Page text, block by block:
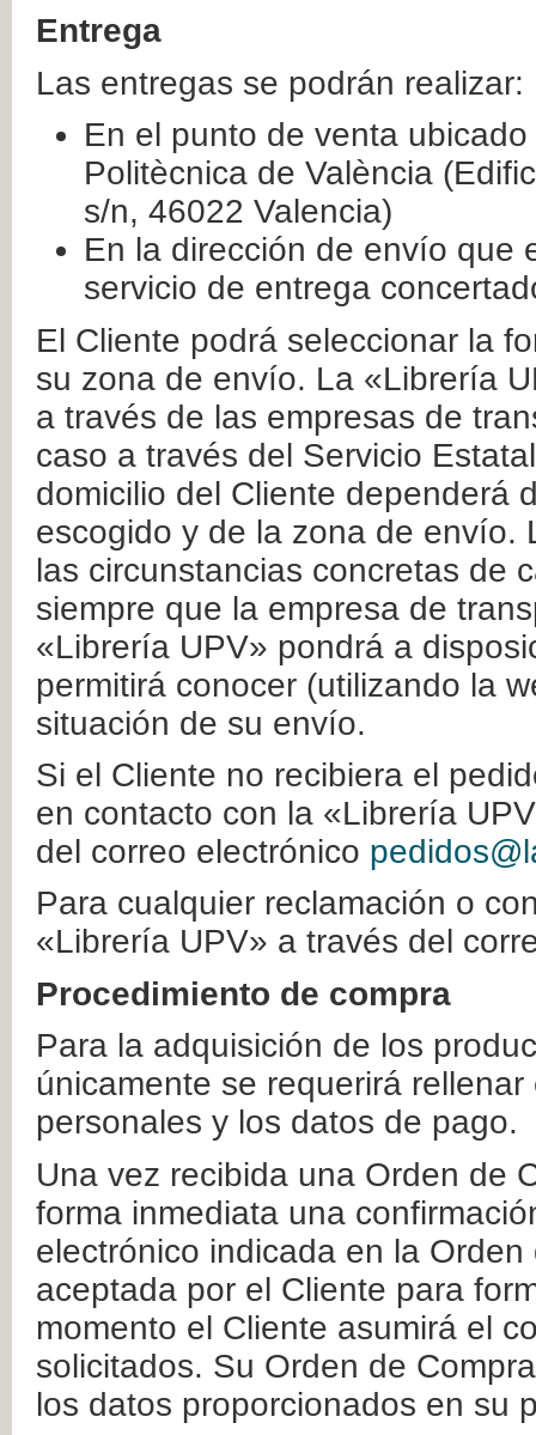
Entrega
Las entregas se podrán realizar:
En el punto de venta
Politècnica de València
s/n, 46022 Valencia)
En la dirección de envío que
servicio de entrega
El Cliente podrá seleccionar la
su zona de envío. La «Librería
a través de las empresas de
caso a través del Servicio
domicilio del Cliente dependerá
escogido y de la zona de envío.
las circunstancias concretas de
siempre que la empresa de
«Librería UPV» pondrá a
permitirá conocer (utilizando la
situación de su envío.
Si el Cliente no recibiera el
en contacto con la «Librería
del correo electrónico
Para cualquier reclamación o
«Librería UPV» a través del
Procedimiento de compra
Para la adquisición de los
únicamente se requerirá
personales y los datos de pago.
Una vez recibida una Orden de
forma inmediata una
electrónico indicada en la
aceptada por el Cliente para
momento el Cliente asumirá el
solicitados. Su Orden de
los datos proporcionados en su